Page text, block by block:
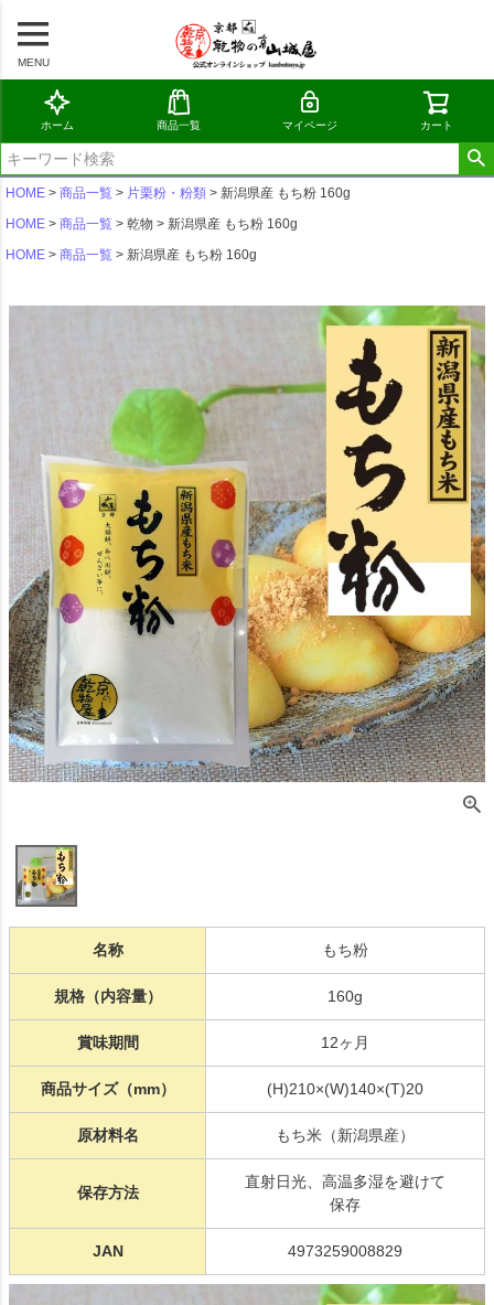
MENU
ホーム 商品一覧 マイページ カート
HOME 商品一覧 片栗粉・粉類
新潟県産 もち粉 160g
HOME
商品一覧 乾物
新潟県産 もち粉 160g
HOME
商品一覧 新潟県産 もち粉 160g
名称 もち粉
規格（内容量） 160g
賞味期間 12ヶ月
商品サイズ（mm） (H)210×(W)140×(T)20
原材料名 もち米（新潟県産）
保存方法
直射日光、高温多湿を避けて
保存
JAN 4973259008829